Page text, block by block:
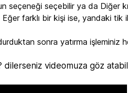
seçeneği seçebilir ya da Diğer
farklı bir kişi ise, yandaki tik
sonra yatırma işleminiz
dilerseniz videomuza göz